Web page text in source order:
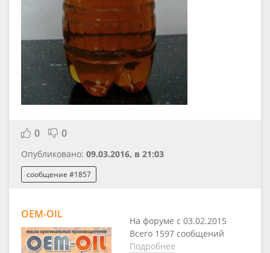
0 0
Опубликовано: 09.03.2016, в 21:03
сообщение #1857
OEM-OIL
На форуме с 03.02.2015
Всего 1597 сообщений
Подробнее